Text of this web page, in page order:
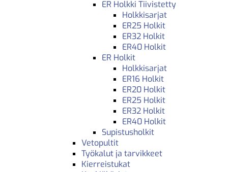
ER Holkki Tiivistetty
Holkkisarjat
ER25 Holkit
ER32 Holkit
ER40 Holkit
ER Holkit
Holkkisarjat
ER16 Holkit
ER20 Holkit
ER25 Holkit
ER32 Holkit
ER40 Holkit
Supistusholkit
Vetopultit
Työkalut ja tarvikkeet
Kierreistukat